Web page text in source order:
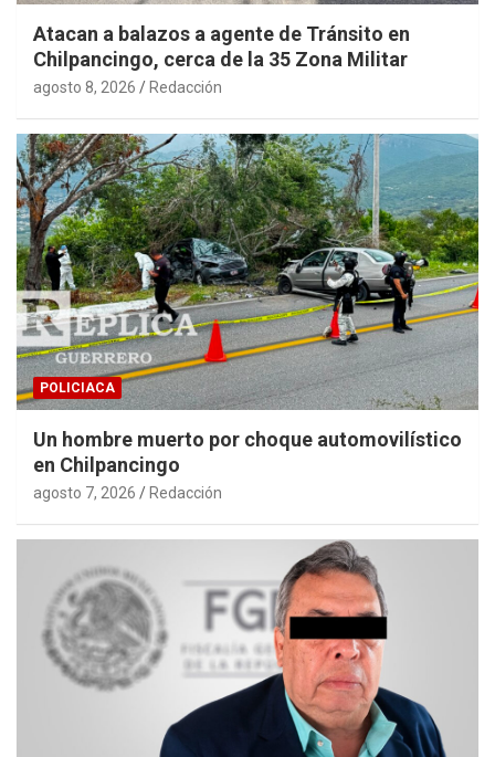
Atacan a balazos a agente de Tránsito en
Chilpancingo, cerca de la 35 Zona Militar
agosto 8, 2026 Redacción
POLICIACA
Un hombre muerto por choque automovilístico
en Chilpancingo
agosto 7, 2026 Redacción